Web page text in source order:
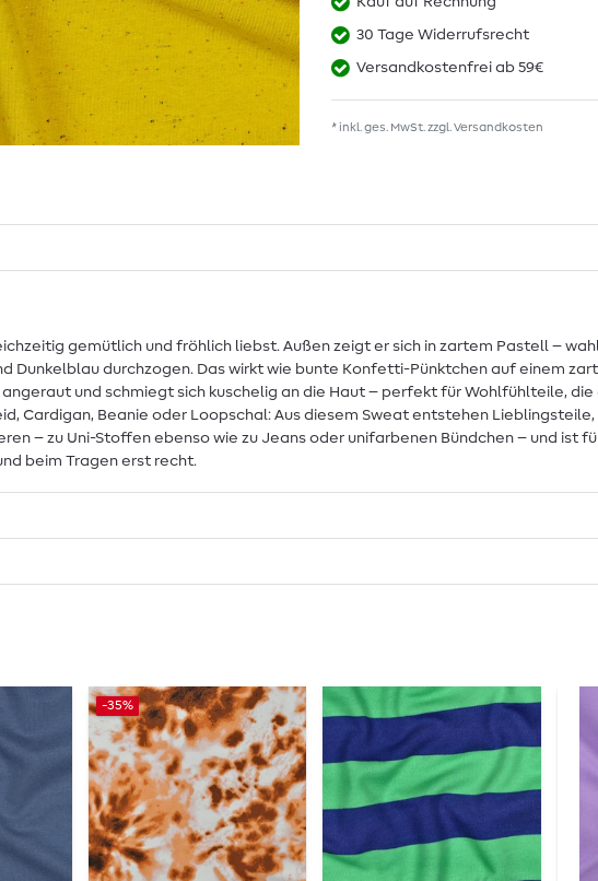
30 Tage Widerrufsrecht
Versandkostenfrei ab 59€
* inkl. ges. MwSt. zzgl.Versandkosten
gemütlich und fröhlich liebst. Außen zeigt er sich in zartem Pastell –
Dunkelblau durchzogen. Das wirkt wie bunte Konfetti-Pünktchen auf einem
und schmiegt sich kuschelig an die Haut – perfekt für Wohlfühlteile,
Cardigan, Beanie oder Loopschal: Aus diesem Sweat entstehen
– zu Uni-Stoffen ebenso wie zu Jeans oder unifarbenen Bündchen – und ist
beim Tragen erst recht.
-35%